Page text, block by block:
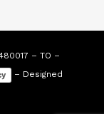
– TO –
– Designed